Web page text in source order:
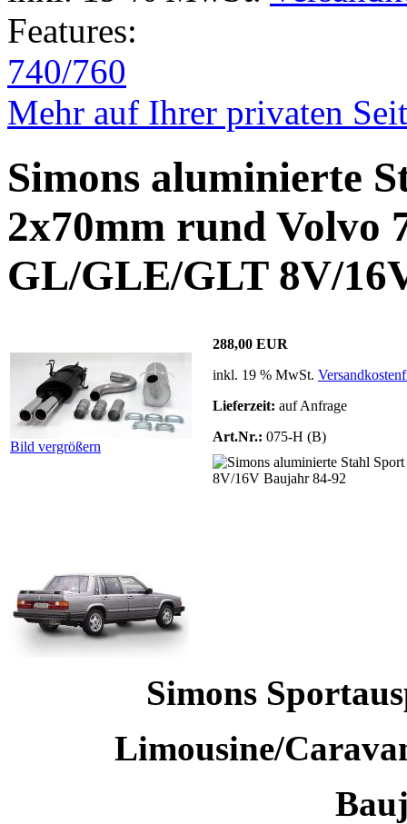
Features:
740/760
Mehr auf Ihrer privaten
Simons aluminierte
2x70mm rund Volvo
GL/GLE/GLT 8V/
Bild vergrößern
288,00 EUR
inkl. 19 % MwSt.
Lieferzeit: auf Anfrage
Art.Nr.: 075-H (B)
Simons
Limousine/